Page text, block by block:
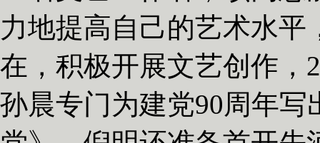
力地提高自己的艺术水
在，积极开展文艺创作，
孙晨专门为建党90周年